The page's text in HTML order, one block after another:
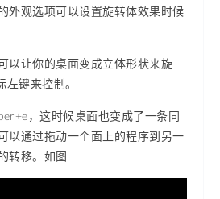
外观选项可以设置旋转体效果时候
以让你的桌面变成立体形状来旋
键来控制。
，这时候桌面也变成了一条同
以通过拖动一个面上的程序到另一
转移。如图